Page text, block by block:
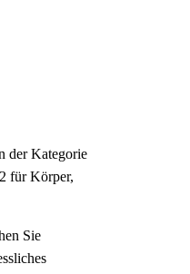
der Kategorie
für Körper,
Sie